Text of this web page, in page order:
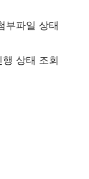
부파일 상태
상태 조회